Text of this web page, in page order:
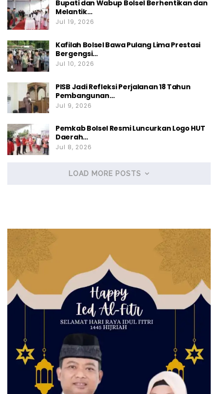
Bupati dan Wabup Bolsel Berhentikan dan
Melantik…
Jul 19, 2026
Kafilah Bolsel Bawa Pulang Lima Prestasi
Bergengsi…
Jul 10, 2026
PISB Jadi Refleksi Perjalanan 18 Tahun
Pembangunan…
Jul 9, 2026
Pemkab Bolsel Resmi Luncurkan Logo HUT
Daerah…
Jul 8, 2026
LOAD MORE POSTS